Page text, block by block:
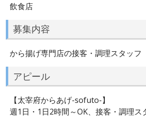
飲食店
募集内容
から揚げ専門店の接客・調理スタッフ
アピール
【太宰府からあげ-sofuto-】
週1日・1日2時間～OK、接客・調理ス